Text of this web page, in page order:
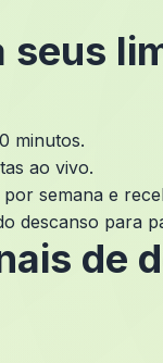
seus
minutos.
ao vivo.
semana e
descanso para
de